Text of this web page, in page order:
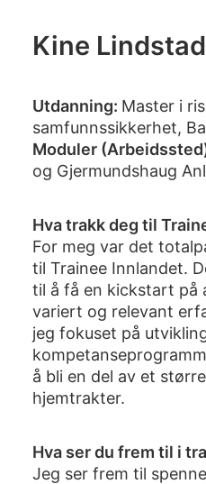
Kine
Utdanning: Master i
samfunnssikkerhet,
Moduler
og Gjermundshaug
Hva trakk deg til
For meg var det
til Trainee Innlandet.
til å få en kickstart på
variert og relevant
jeg fokuset på
å bli en del av et
hjemtrakter.
Hva ser du frem til i
Jeg ser frem til